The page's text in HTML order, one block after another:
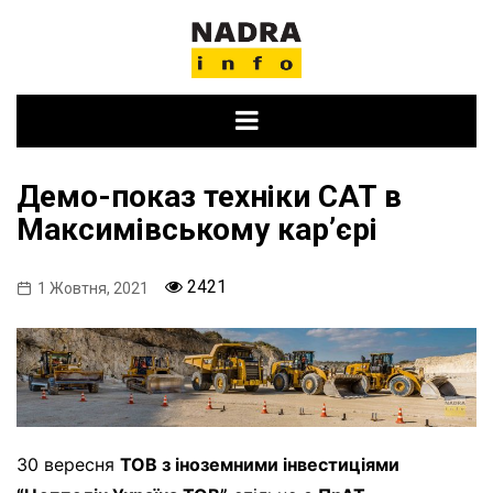
Демо-показ техніки CAT в
Максимівському кар’єрі
1 Жовтня, 2021 2421
30 вересня ТОВ з іноземними інвестиціями